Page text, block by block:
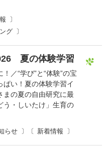
グ
らせ 新着情報
夏の体験学習
／“学び”と“体験”の宝
ぱい！夏の体験学習イ
まの夏の自由研究に最
う・しいたけ」生育の